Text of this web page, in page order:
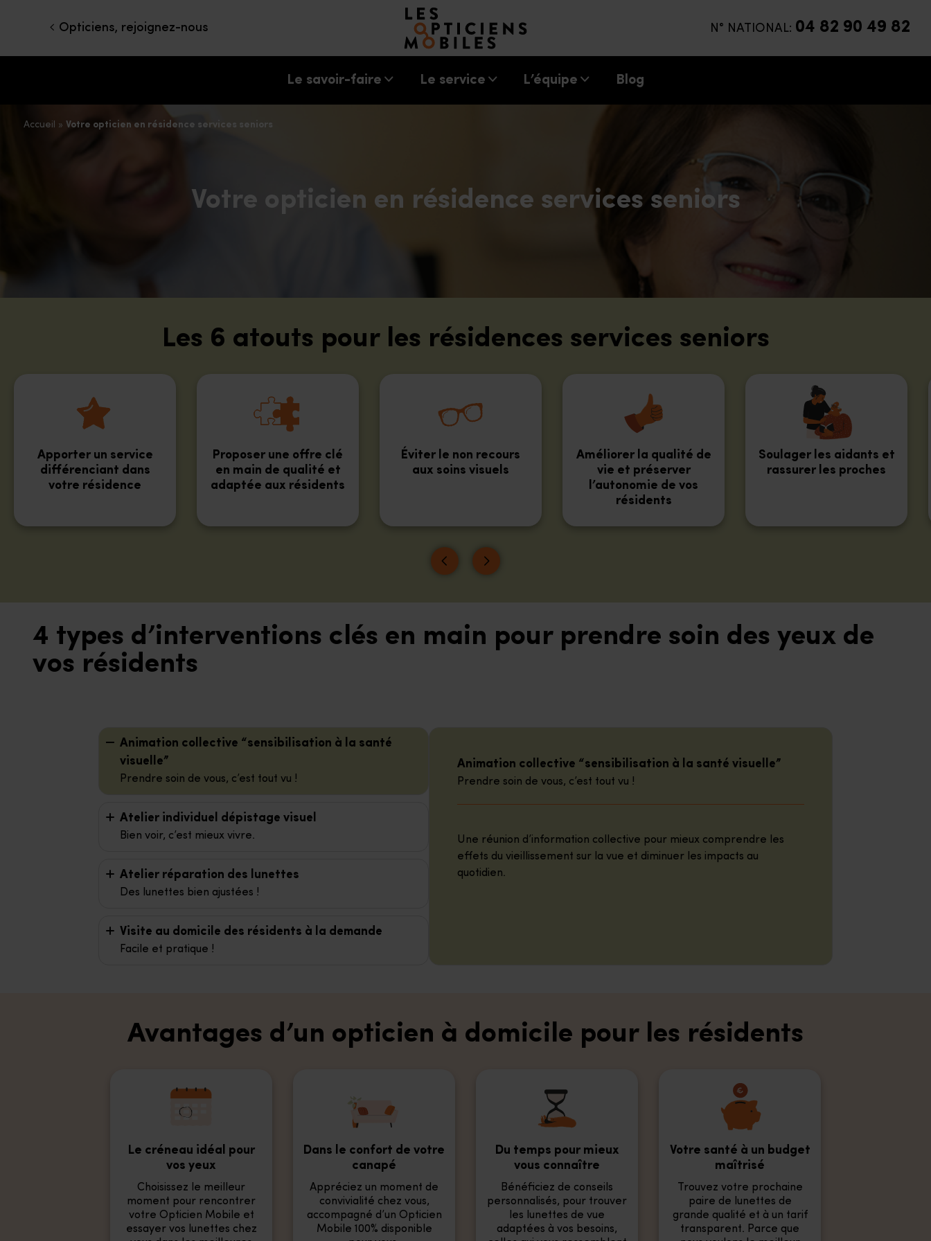
Accéder à notre page d'accueil
N° NATIONAL: 04 82 90 49 82
Le savoir-faire Le service L’équipe Blog
Opticiens, rejoignez-nous
Accueil » Votre opticien en résidence services seniors
Votre opticien en résidence services seniors
Les 6 atouts pour les résidences services seniors
Apporter un service
différenciant dans
votre résidence
Proposer une offre clé
en main de qualité et
adaptée aux résidents
Éviter le non recours
aux soins visuels
Améliorer la qualité de
vie et préserver
l’autonomie de vos
résidents
Soulager les aidants et
rassurer les proches
4 types d’interventions clés en main pour prendre soin des yeux de
vos résidents
Animation collective “sensibilisation à la santé
visuelle”
Prendre soin de vous, c’est tout vu !
Atelier individuel dépistage visuel
Bien voir, c’est mieux vivre.
Atelier réparation des lunettes
Des lunettes bien ajustées !
Visite au domicile des résidents à la demande
Facile et pratique !
Animation collective “sensibilisation à la santé visuelle”
Prendre soin de vous, c’est tout vu !
Une réunion d’information collective pour mieux comprendre les
effets du vieillissement sur la vue et diminuer les impacts au
quotidien.
Avantages d’un opticien à domicile pour les résidents
Le créneau idéal pour
vos yeux
Choisissez le meilleur
moment pour rencontrer
votre Opticien Mobile et
essayer vos lunettes chez
Dans le confort de votre
canapé
Appréciez un moment de
convivialité chez vous,
accompagné d’un Opticien
Mobile 100% disponible
Du temps pour mieux
vous connaître
Bénéficiez de conseils
personnalisés, pour trouver
les lunettes de vue
adaptées à vos besoins,
Votre santé à un budget
maîtrisé
Trouvez votre prochaine
paire de lunettes de
grande qualité et à un tarif
transparent. Parce que